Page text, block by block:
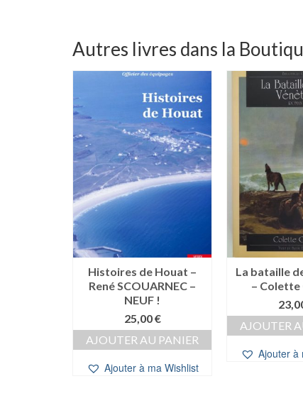
Autres livres dans la
Histoires de Houat –
René SCOUARNEC –
NEUF !
25,00€
AJOUTER AU PANIER
Ajouter à ma Wishlist
La bataille
– Colette
AJOUTER
Ajouter à